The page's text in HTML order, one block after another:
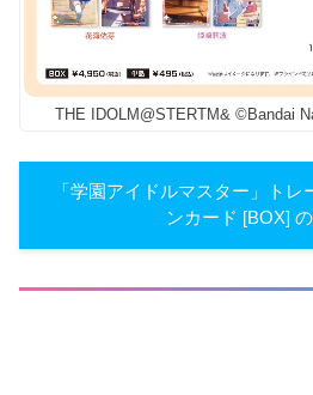
THE IDOLM@STERTM& ©Bandai
「学園アイドルマスター」トレ
ンカード [BOX]